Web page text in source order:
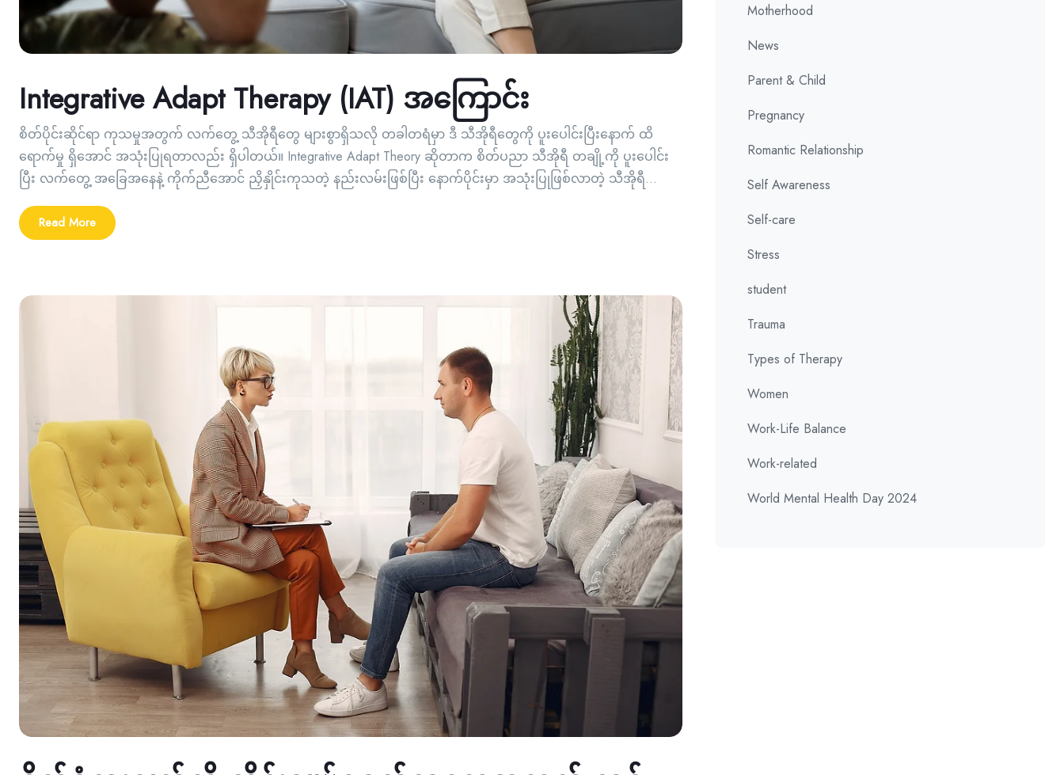
Integrative Adapt Therapy (IAT) အကြောင်း
စိတ်ပိုင်းဆိုင်ရာ ကုသမှုအတွက် လက်တွေ့ သီအိုရီတွေ များစွာရှိသလို တခါတရံမှာ ဒီ သီအိုရီတွေကို ပူးပေါင်းပြီးနောက် ထိ
ရောက်မှု ရှိအောင် အသုံးပြုရတာလည်း ရှိပါတယ်။ Integrative Adapt Theory ဆိုတာက စိတ်ပညာ သီအိုရီ တချို့ကို ပူးပေါင်း
ပြီး လက်တွေ့ အခြေအနေနဲ့ ကိုက်ညီအောင် ညှိနှိုင်းကုသတဲ့ နည်းလမ်းဖြစ်ပြီး နောက်ပိုင်းမှာ အသုံးပြုဖြစ်လာတဲ့ သီအိုရီ...
Read More
Motherhood
News
Parent & Child
Pregnancy
Romantic Relationship
Self Awareness
Self-care
Stress
student
Trauma
Types of Therapy
Women
Work-Life Balance
Work-related
World Mental Health Day 2024